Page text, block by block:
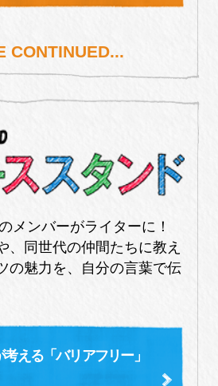
CONTINUED...
メンバーがライターに！
、同世代の仲間たちに教え
の魅力を、自分の言葉で伝
える「バリアフリー」